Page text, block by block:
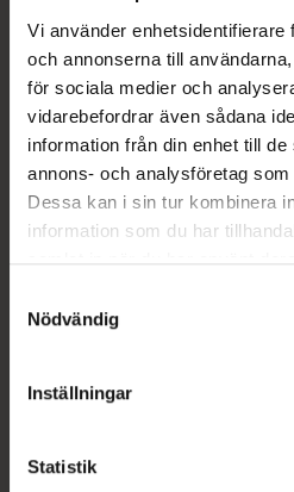
Vi använder enhetsidentifierare
och annonserna till
för sociala medier och
vidarebefordrar även sådana
information från din enhet till
annons- och analysföretag
Dessa kan i sin tur kombinera
information som du har
samlat in när du har använt
återkalla ditt samtycke via
cookieinställningar. Ett
lagligheten av behandling
Nödvändig
Inställningar
Statistik
bidra till en sund
en beläggning som ser
genom den sura miljön i
öppna sig, så att
tarmen.
Jämförpris 9,97 kr/st
EAN:08721082482202
MageMjölksyrabakterier
Innehåll